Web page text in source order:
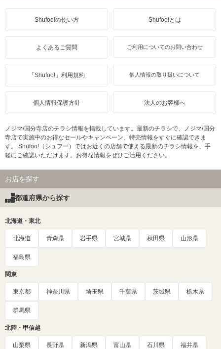
Shufoo!の使い方 Shufoo!とは
よくあるご質問 ご利用についてのお問い合わせ
「Shufoo!」利用規約 個人情報の取り扱いについて
個人情報保護方針 法人のお客様へ
ノジマ/国分寺店のチラシ情報を掲載しています。最新のチラシで、ノジマ/国分
寺店で実施中のお得なセールやキャンペーン、特売情報をすぐに確認できま
す。 Shufoo!（シュフー）ではお近くの店舗で使える最新のチラシ情報を、手
軽にご確認いただけます。お得な情報をぜひご活用ください。
お店を探す
都道府県から探す
北海道・東北
北海道 青森県 岩手県 宮城県 秋田県 山形県
福島県
関東
東京都 神奈川県 埼玉県 千葉県 茨城県 栃木県
群馬県
北陸・甲信越
山梨県 長野県 新潟県 富山県 石川県 福井県